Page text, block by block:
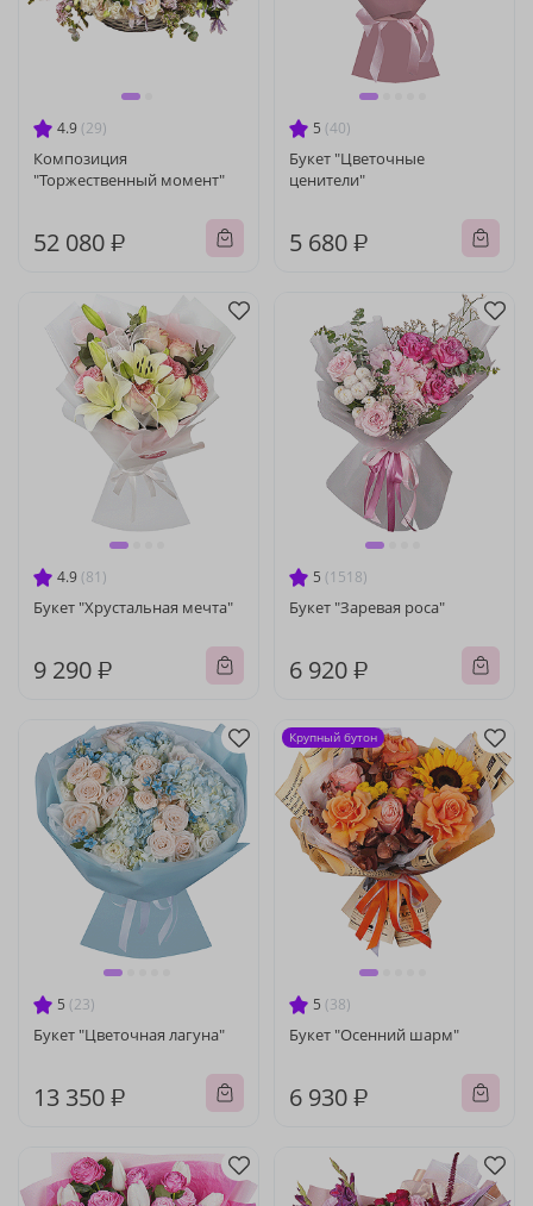
4.9 (29)
Композиция
"Торжественный момент"
52 080 ₽
5 (40)
Букет "Цветочные
ценители"
5 680 ₽
4.9 (81)
Букет "Хрустальная мечта"
9 290 ₽
5 (1518)
Букет "Заревая роса"
6 920 ₽
5 (23)
Букет "Цветочная лагуна"
13 350 ₽
5 (38)
Букет "Осенний шарм"
6 930 ₽
Крупный бутон